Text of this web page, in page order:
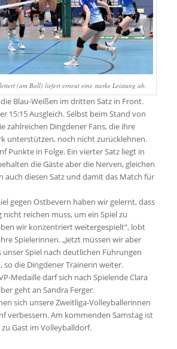
(am Ball) liefert erneut eine starke Leistung ab.
Blau-Weißen im dritten Satz in Front.
15:15 Ausgleich. Selbst beim Stand von
zahlreichen Dingdener Fans, die ihre
unterstützen, noch nicht zurücklehnen.
Punkte in Folge. Ein vierter Satz liegt in
die Gäste aber die Nerven, gleichen
auch diesen Satz und damit das Match für
gegen Ostbevern haben wir gelernt, dass
nicht reichen muss, um ein Spiel zu
wir konzentriert weitergespielt“, lobt
Spielerinnen. „Jetzt müssen wir aber
unser Spiel nach deutlichen Führungen
so die Dingdener Trainerin weiter.
Medaille darf sich nach Spielende Clara
geht an Sandra Ferger.
sich unsere Zweitliga-Volleyballerinnen
verbessern. Am kommenden Samstag ist
Gast im Volleyballdorf.